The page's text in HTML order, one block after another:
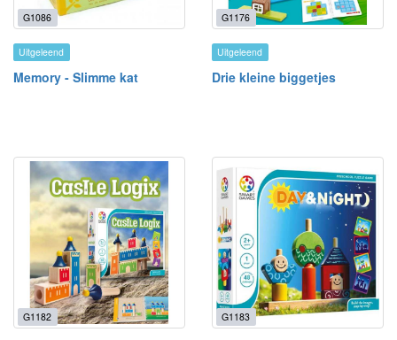
G1086
Uitgeleend
Memory - Slimme kat
G1176
Uitgeleend
Drie kleine biggetjes
G1182 G1183